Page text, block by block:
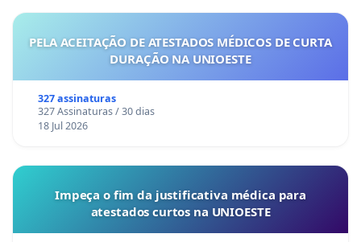
PELA ACEITAÇÃO DE ATESTADOS MÉDICOS DE CURTA
DURAÇÃO NA UNIOESTE
327 assinaturas
327 Assinaturas / 30 dias
18 Jul 2026
Impeça o fim da justificativa médica para
atestados curtos na UNIOESTE